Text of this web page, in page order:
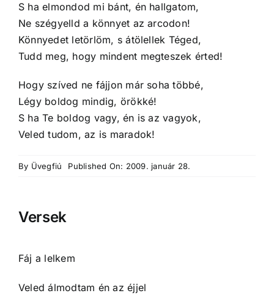
S ha elmondod mi bánt, én hallgatom,
Ne szégyelld a könnyet az arcodon!
Könnyedet letörlöm, s átölellek Téged,
Tudd meg, hogy mindent megteszek érted!
Hogy szíved ne fájjon már soha többé,
Légy boldog mindig, örökké!
S ha Te boldog vagy, én is az vagyok,
Veled tudom, az is maradok!
By Üvegfiú Published On: 2009. január 28.
Versek
Fáj a lelkem
Veled álmodtam én az éjjel